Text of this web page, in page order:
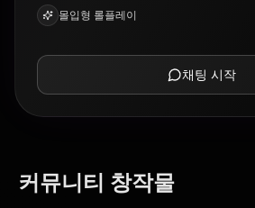
몰입형 롤플레이
채팅 시작
커뮤니티 창작물